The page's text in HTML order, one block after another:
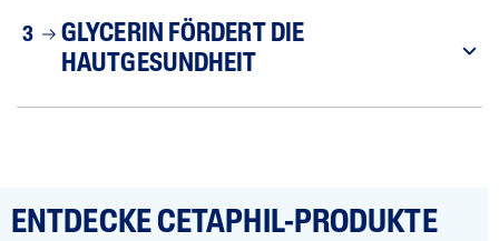
3
GLYCERIN FÖRDERT DIE
HAUTGESUNDHEIT
ENTDECKE CETAPHIL-PRODUKTE